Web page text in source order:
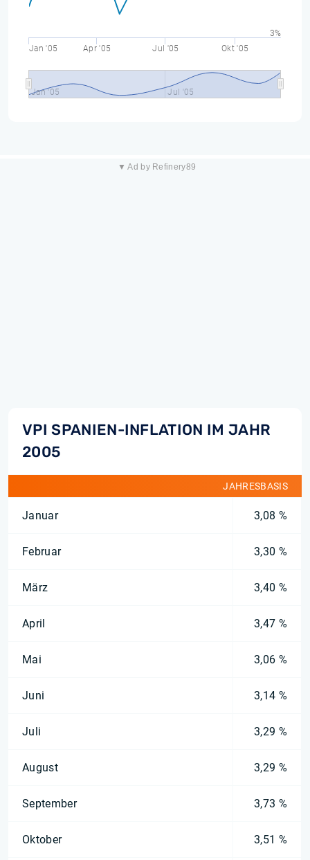
Jan '05 Apr '05 Jul '05 Okt '05
Jan '05 Jul '05
3%
▼ Ad by Refinery89
VPI SPANIEN-INFLATION IM JAHR
2005
JAHRESBASIS
Januar 3,08 %
Februar 3,30 %
März 3,40 %
April 3,47 %
Mai 3,06 %
Juni 3,14 %
Juli 3,29 %
August 3,29 %
September 3,73 %
Oktober 3,51 %